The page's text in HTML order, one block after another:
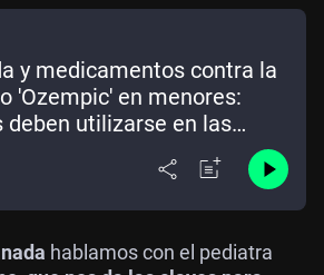
y medicamentos contra la
'Ozempic' en menores:
deben utilizarse en las
hablamos con el pediatra